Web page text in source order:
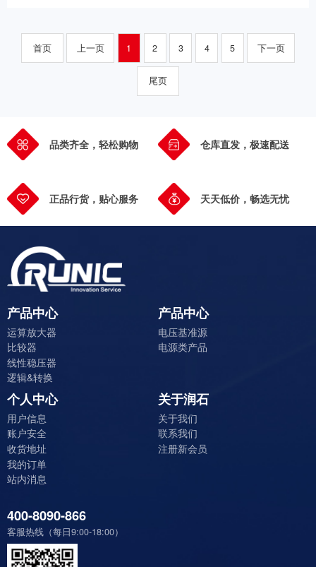
首页 上一页 1 2 3 4 5 下一页
尾页
品类齐全，轻松购物 仓库直发，极速配送
正品行货，贴心服务 天天低价，畅选无忧
产品中心
运算放大器
比较器
线性稳压器
逻辑&转换
产品中心
电压基准源
电源类产品
个人中心
用户信息
账户安全
收货地址
我的订单
站内消息
关于润石
关于我们
联系我们
注册新会员
400-8090-866
客服热线（每日9:00-18:00）